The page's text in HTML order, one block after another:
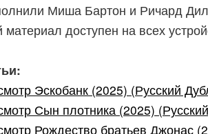
Миша Бартон и Ричард
доступен на всех
Эскобанк (2025) (Русский
Сын плотника (2025)
Рождество братьев Джонас